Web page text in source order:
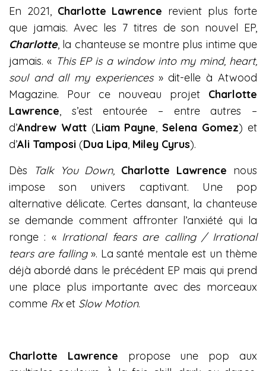
En 2021, Charlotte Lawrence revient plus forte
que jamais. Avec les 7 titres de son nouvel EP,
Charlotte, la chanteuse se montre plus intime que
jamais. « This EP is a window into my mind, heart,
soul and all my experiences» dit-elle à Atwood
Magazine. Pour ce nouveau projet Charlotte
Lawrence, s’est entourée – entre autres –
d’Andrew Watt(Liam Payne, Selena Gomez) et
d’Ali Tamposi(Dua Lipa, Miley Cyrus).
Dès
Talk You Down, Charlotte Lawrence nous
impose son univers captivant. Une pop
alternative délicate. Certes dansant, la chanteuse
se demande comment affronter l’anxiété qui la
ronge : « Irrational fears are calling / Irrational
tears are falling ». La santé mentale est un thème
déjà abordé dans le précédent EP mais qui prend
une place plus importante avec des morceaux
comme Rxet Slow Motion.
Charlotte Lawrence propose une pop aux